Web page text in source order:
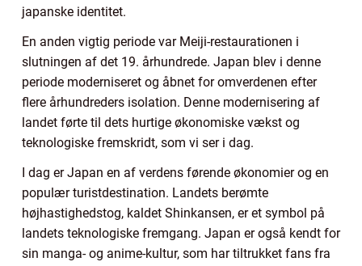
japanske identitet.
En anden vigtig periode var Meiji-restaurationen i
slutningen af det 19. århundrede. Japan blev i denne
periode moderniseret og åbnet for omverdenen efter
flere århundreders isolation. Denne modernisering af
landet førte til dets hurtige økonomiske vækst og
teknologiske fremskridt, som vi ser i dag.
I dag er Japan en af verdens førende økonomier og en
populær turistdestination. Landets berømte
højhastighedstog, kaldet Shinkansen, er et symbol på
landets teknologiske fremgang. Japan er også kendt for
sin manga- og anime-kultur, som har tiltrukket fans fra